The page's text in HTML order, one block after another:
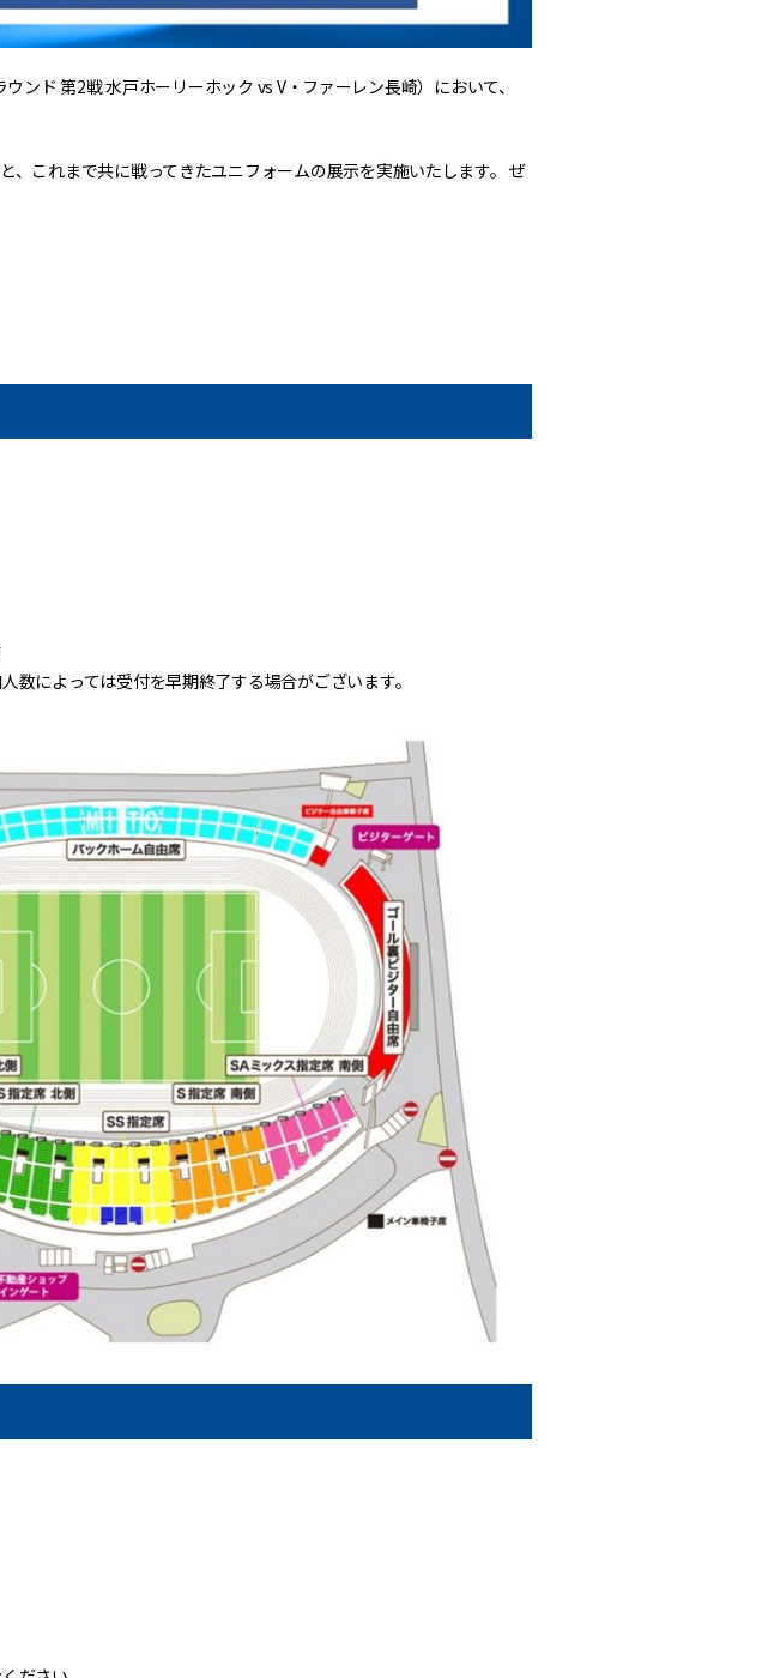
ド 第2戦 水戸ホーリーホック vs V・ファーレン長崎）において、
これまで共に戦ってきたユニフォームの展示を実施いたします。 ぜ
によっては受付を早期終了する場合がございます。